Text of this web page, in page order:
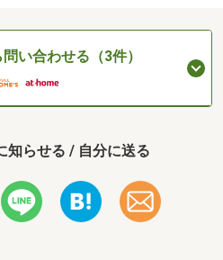
い合わせる（3件）
知らせる / 自分に送る